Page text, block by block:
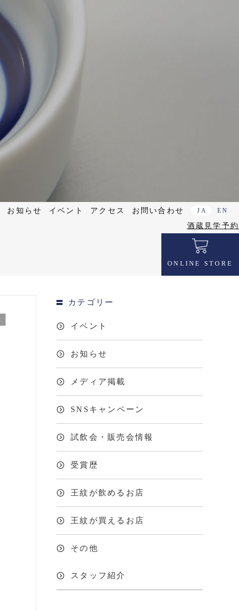
お知らせ イベント アクセス お問い合わせ JA EN
酒蔵見学予約
ONLINE STORE
カテゴリー
イベント
お知らせ
メディア掲載
SNSキャンペーン
試飲会・販売会情報
受賞歴
王紋が飲めるお店
王紋が買えるお店
その他
スタッフ紹介